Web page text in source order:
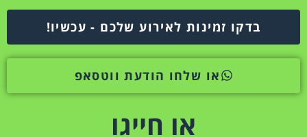
בדקו זמינות לאירוע שלכם - עכשיו!
או שלחו הודעת ווטסאפ
או חייגו